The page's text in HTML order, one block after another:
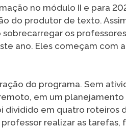
no módulo II e para
do produtor de texto.
os
ano. Eles começam com
do programa. Sem
em um
dividido em quatro roteiros
realizar as